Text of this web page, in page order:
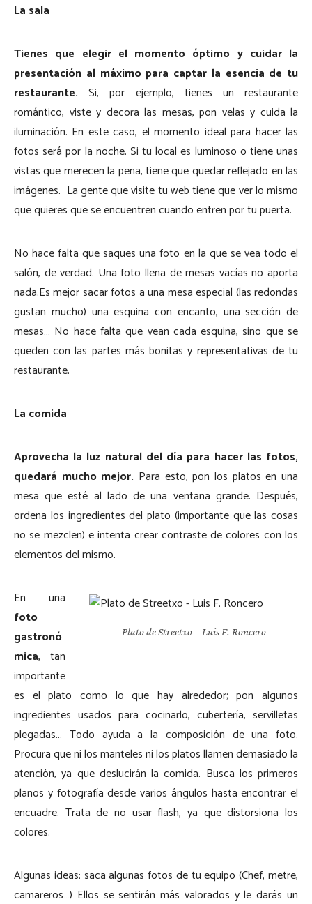
La sala
Tienes que elegir el momento óptimo y cuidar la
presentación al máximo para captar la esencia de tu
restaurante. Si, por ejemplo, tienes un restaurante
romántico, viste y decora las mesas, pon velas y cuida la
iluminación. En este caso, el momento ideal para hacer las
fotos será por la noche. Si tu local es luminoso o tiene unas
vistas que merecen la pena, tiene que quedar reflejado en las
imágenes. La gente que visite tu web tiene que ver lo mismo
que quieres que se encuentren cuando entren por tu puerta.
No hace falta que saques una foto en la que se vea todo el
salón, de verdad. Una foto llena de mesas vacías no aporta
nada.Es mejor sacar fotos a una mesa especial (las redondas
gustan mucho) una esquina con encanto, una sección de
mesas… No hace falta que vean cada esquina, sino que se
queden con las partes más bonitas y representativas de tu
restaurante.
La comida
Aprovecha la luz natural del día para hacer las fotos,
quedará mucho mejor. Para esto, pon los platos en una
mesa que esté al lado de una ventana grande. Después,
ordena los ingredientes del plato (importante que las cosas
no se mezclen) e intenta crear contraste de colores con los
elementos del mismo.
Plato de Streetxo – Luis F. Roncero
En una
foto
gastronó
mica, tan
importante
es el plato como lo que hay alrededor; pon algunos
ingredientes usados para cocinarlo, cubertería, servilletas
plegadas… Todo ayuda a la composición de una foto.
Procura que ni los manteles ni los platos llamen demasiado la
atención, ya que deslucirán la comida. Busca los primeros
planos y fotografía desde varios ángulos hasta encontrar el
encuadre. Trata de no usar flash, ya que distorsiona los
colores.
Algunas ideas: saca algunas fotos de tu equipo (Chef, metre,
camareros…) Ellos se sentirán más valorados y le darás un